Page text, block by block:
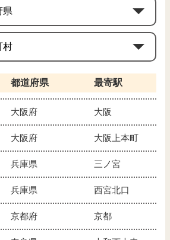
都道府県 最寄駅
大阪府 大阪
大阪府 大阪上本町
兵庫県 三ノ宮
兵庫県 西宮北口
京都府 京都